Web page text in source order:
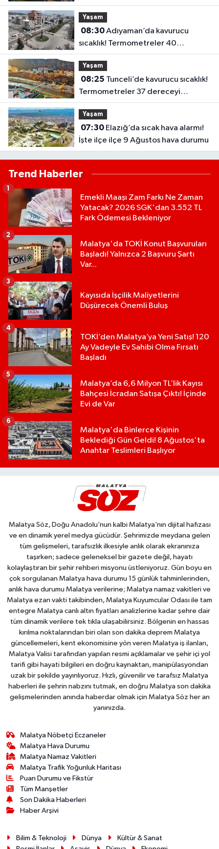
Yaşam
08:30Adıyaman’da kavurucu
sıcaklık! Termometreler 40
dereceyi görecek
Yaşam
08:25
Termometreler 37 dereceyi
görecek
Yaşam
07:30Elazığ’da sıcak hava alarmı!
İşte ilçe ilçe 9 Ağustos hava durumu
Trend Haberler
Emekli Maaşı Zam Farkı Ne Zaman
Yatacak? 2026 SGK'dan 3.552 TL
Fark Ödemesi Bekleniyor
1
Malatya'da TOKİ Konut Başvuruları
Başladı! Yalnızca 2 Başvuru Şartı
Var...
2
Kayısıda İşçilik Maliyetlerini
Düşürecek Önemli Buluş
3
TOKİ’den Malatya’ya Yeni Satış! 120
Ay Vadeyle Ev Sahibi Olma Fırsatı
Başladı
4
Malatya’da 6,6 Milyon TL’lik Kayısı
Bahçesi İcradan Satışa Çıktı! İçinde
Evi de Var
5
Malatya'da Binlerce Kişinin
Beklediği Gün Geldi! 8 Ağustos'ta
Anahtar Teslimleri Başlıyor
6
Malatya Söz, Doğu Anadolu’nun kalbi Malatya’nın dijital hafızası
ve en dinamik yerel medya gücüdür. Şehrimizde meydana gelen
tüm gelişmeleri, tarafsızlık ilkesiyle anlık olarak ekranınıza
taşırken; sadece geleneksel bir gazete değil, hayatı
kolaylaştıran bir şehir rehberi misyonu üstleniyoruz. Gün boyu en
çok sorgulanan Malatya hava durumu 15 günlük tahminlerinden,
anlık hava durumu Malatya verilerine; Malatya namaz vakitleri ve
Malatya ezan vakti takibinden, Malatya Kuyumcular Odası ile tam
entegre Malatya canlı altın fiyatları analizlerine kadar şehre dair
tüm dinamik verilere tek tıkla ulaşabilirsiniz. Bölgenin en hassas
kırılma noktalarından biri olan son dakika deprem Malatya
güncellemeleri, kent ekonomisine yön veren Malatya iş ilanları,
Malatya Valisi tarafından yapılan resmi açıklamalar ve şehir içi yol
tarifi gibi hayati bilgileri en doğru kaynaktan, manipülasyondan
uzak bir şekilde yayınlıyoruz. Hızlı, güvenilir ve tarafsız Malatya
haberleri ile şehrin nabzını tutmak, en doğru Malatya son dakika
gelişmelerinden anında haberdar olmak için Malatya Söz her an
yanınızda.
Malatya Nöbetçi Eczaneler
Malatya Hava Durumu
Malatya Namaz Vakitleri
Malatya Trafik Yoğunluk Haritası
Puan Durumu ve Fikstür
Tüm Manşetler
Son Dakika Haberleri
Haber Arşivi
Bilim & Teknoloji Dünya
Kültür & Sanat